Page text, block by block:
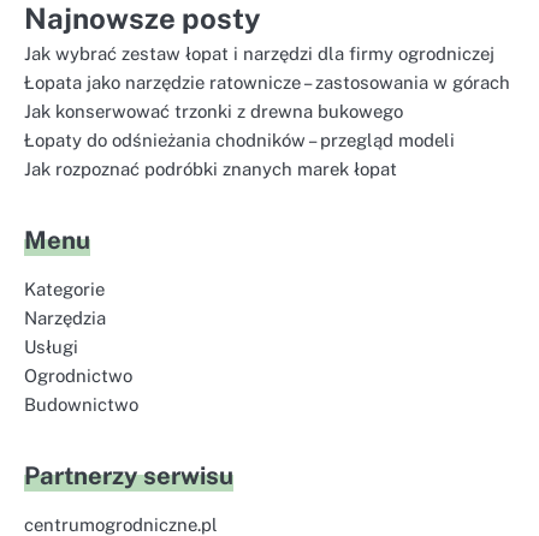
Najnowsze posty
Jak wybrać zestaw łopat i narzędzi dla firmy ogrodniczej
Łopata jako narzędzie ratownicze – zastosowania w górach
Jak konserwować trzonki z drewna bukowego
Łopaty do odśnieżania chodników – przegląd modeli
Jak rozpoznać podróbki znanych marek łopat
Menu
Kategorie
Narzędzia
Usługi
Ogrodnictwo
Budownictwo
Partnerzy serwisu
centrumogrodniczne.pl